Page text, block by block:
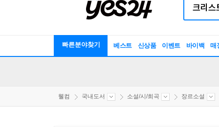
빠른분야찾기 베스트 신상품 이벤트 바이백 매
웰컴 국내도서 소설/시/희곡 장르소설